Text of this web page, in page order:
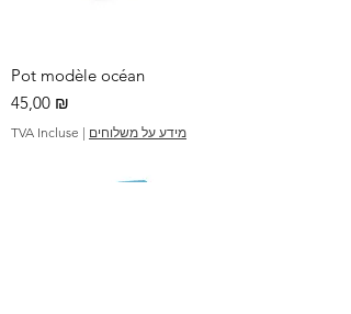
Pot modèle océan
Prix
45,00 ₪
TVA Incluse | מידע על משלוחים